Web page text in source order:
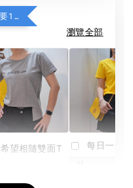
加購 MIT防曬透氣棉T 只要190元
瀏覽全部
希望相隨雙面T 每日一笑